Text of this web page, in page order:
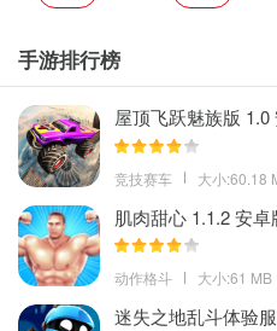
手游排行榜
屋顶飞跃魅族版 1.0
竞技赛车 大小:60.18
肌肉甜心 1.1.2 安卓
动作格斗 大小:61 MB
迷失之地乱斗体验